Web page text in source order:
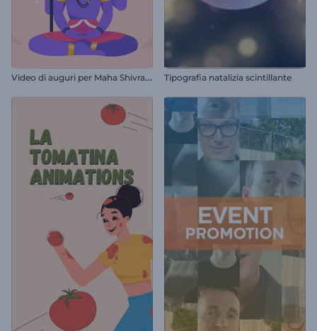
V
ideo di auguri per Maha Shivratri Tipografia natalizia scintillante